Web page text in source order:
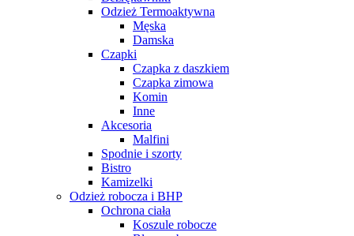
Odzież Termoaktywna
Męska
Damska
Czapki
Czapka z daszkiem
Czapka zimowa
Komin
Inne
Akcesoria
Malfini
Spodnie i szorty
Bistro
Kamizelki
Odzież robocza i BHP
Ochrona ciała
Koszule robocze